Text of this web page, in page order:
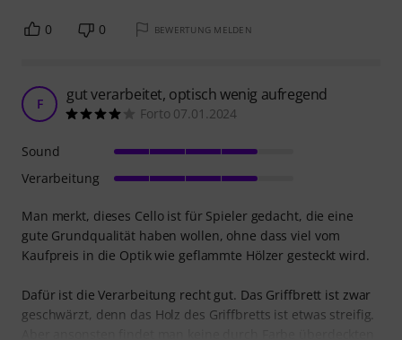
0 0 BEWERTUNG MELDEN
F gut verarbeitet, optisch wenig aufregend
Forto 07.01.2024
Man merkt, dieses Cello ist für Spieler gedacht, die eine
gute Grundqualität haben wollen, ohne dass viel vom
Kaufpreis in die Optik wie geflammte Hölzer gesteckt wird.
Dafür ist die Verarbeitung recht gut. Das Griffbrett ist zwar
geschwärzt, denn das Holz des Griffbretts ist etwas streifig.
Sound
Verarbeitung